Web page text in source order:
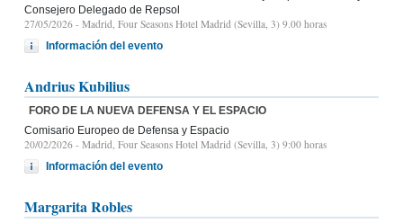
Consejero Delegado de Repsol
27/05/2026 - Madrid, Four Seasons Hotel Madrid (Sevilla, 3) 9.00 horas
Información del evento
Andrius Kubilius
FORO DE LA NUEVA DEFENSA Y EL ESPACIO
Comisario Europeo de Defensa y Espacio
20/02/2026 - Madrid, Four Seasons Hotel Madrid (Sevilla, 3) 9:00 horas
Información del evento
Margarita Robles